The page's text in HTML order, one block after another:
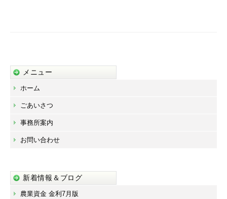
メニュー
ホーム
ごあいさつ
事務所案内
お問い合わせ
新着情報＆ブログ
農業資金 金利7月版